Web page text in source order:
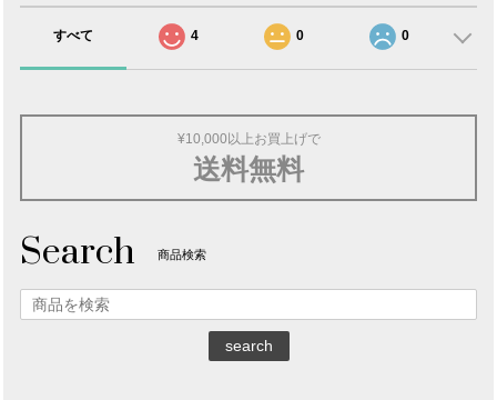
すべて 4 0 0
¥10,000以上お買上げで
送料無料
Search 商品検索
search